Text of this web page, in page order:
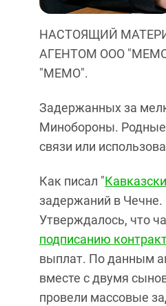
НАСТОЯЩИЙ
АГЕНТОМ ООО
"МЕМО".
Задержанных за
Минобороны. Родные
связи или
Как писал "
задержаний в Чечне.
Утверждалось, что
подписанию
выплат. По данным
вместе с двумя
провели массовые